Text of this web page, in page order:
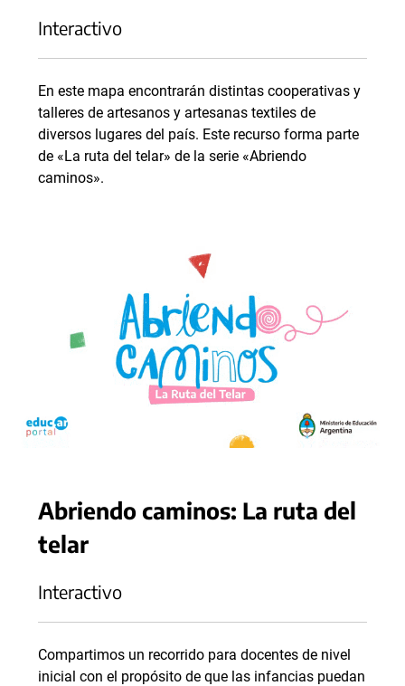
Interactivo
En este mapa encontrarán distintas cooperativas y
talleres de artesanos y artesanas textiles de
diversos lugares del país. Este recurso forma parte
de «La ruta del telar» de la serie «Abriendo
caminos».
Abriendo caminos: La ruta del
telar
Interactivo
Compartimos un recorrido para docentes de nivel
inicial con el propósito de que las infancias puedan